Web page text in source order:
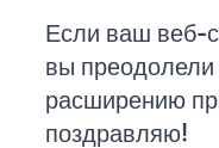
Если ваш веб-
вы
расширению
поздравляю!